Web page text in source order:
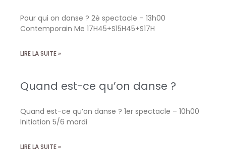
Pour qui on danse ? 2è spectacle – 13h00
Contemporain Me 17H45+S15H45+S17H
LIRE LA SUITE »
Quand est-ce qu’on danse ?
Quand est-ce qu’on danse ? 1er spectacle – 10h00
Initiation 5/6 mardi
LIRE LA SUITE »